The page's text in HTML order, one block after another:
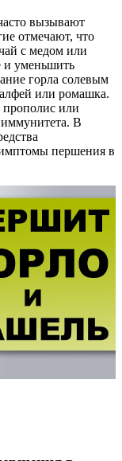
вызывают
отмечают, что
с медом или
и уменьшить
горла солевым
или ромашка.
прополис или
В
першения в